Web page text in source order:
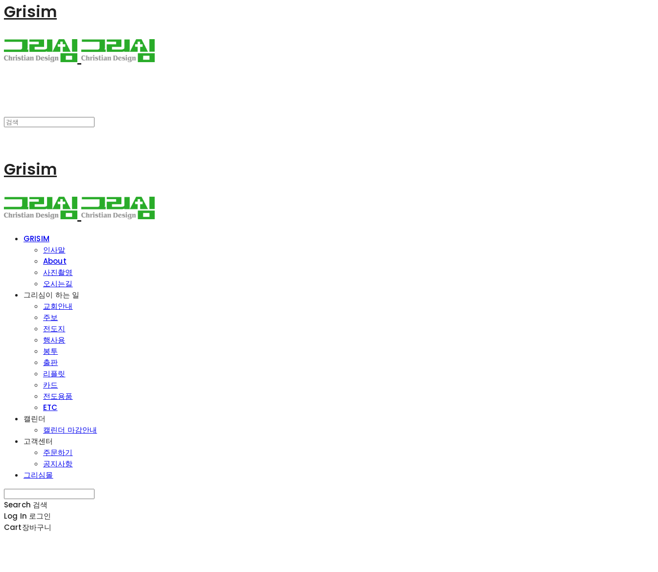
Grisim
Grisim
GRISIM
인사말
About
사진촬영
오시는길
그리심이 하는 일
교회안내
주보
전도지
행사용
봉투
출판
리플릿
카드
전도용품
ETC
캘린더
캘린더 마감안내
고객센터
주문하기
공지사항
그리심몰
Search 검색
Log In 로그인
Cart장바구니